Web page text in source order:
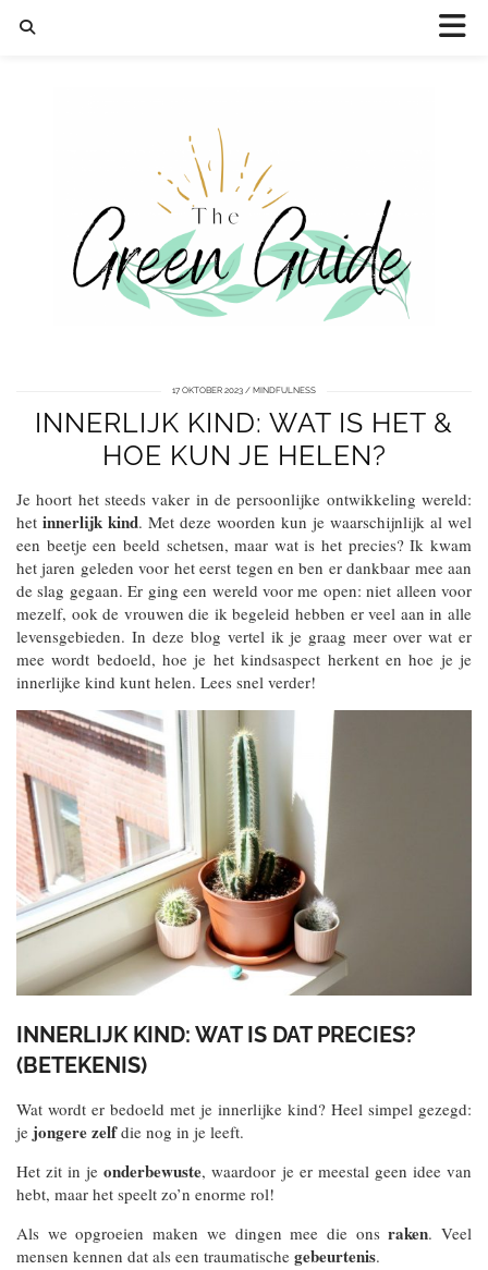
17 OKTOBER 2023 MINDFULNESS
INNERLIJK KIND: WAT IS HET &
HOE KUN JE HELEN?
Je hoort het steeds vaker in de persoonlijke ontwikkeling wereld:
het innerlijk kind. Met deze woorden kun je waarschijnlijk al wel
een beetje een beeld schetsen, maar wat is het precies? Ik kwam
het jaren geleden voor het eerst tegen en ben er dankbaar mee aan
de slag gegaan. Er ging een wereld voor me open: niet alleen voor
mezelf, ook de vrouwen die ik begeleid hebben er veel aan in alle
levensgebieden. In deze blog vertel ik je graag meer over wat er
mee wordt bedoeld, hoe je het kindsaspect herkent en hoe je je
innerlijke kind kunt helen. Lees snel verder!
INNERLIJK KIND: WAT IS DAT PRECIES?
(BETEKENIS)
Wat wordt er bedoeld met je innerlijke kind? Heel simpel gezegd:
je jongere zelfdie nog in je leeft.
Het zit in jeonderbewuste, waardoor je er meestal geen idee van
hebt, maar het speelt zo’n enorme rol!
Als we opgroeien maken we dingen mee die onsraken. Veel
mensen kennen dat als een traumatische gebeurtenis.